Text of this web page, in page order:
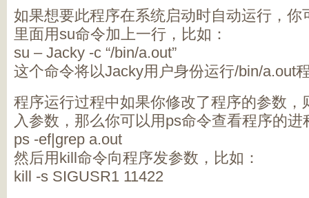
如果想要此程序在系统启动时自动运行，你
里面用su命令加上一行，比如：
su – Jacky -c “/bin/a.out”
这个命令将以Jacky用户身份运行/bin/a.out
程序运行过程中如果你修改了程序的参数，
入参数，那么你可以用ps命令查看程序的进
ps -ef|grep a.out
然后用kill命令向程序发参数，比如：
kill -s SIGUSR1 11422